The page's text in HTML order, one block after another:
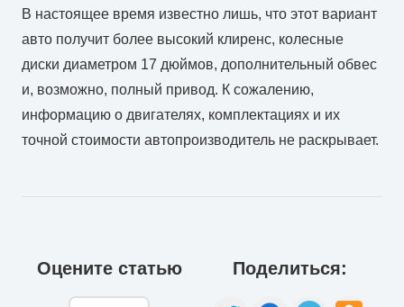
В настоящее время известно лишь, что этот вариант
авто получит более высокий клиренс, колесные
диски диаметром 17 дюймов, дополнительный обвес
и, возможно, полный привод. К сожалению,
информацию о двигателях, комплектациях и их
точной стоимости автопроизводитель не раскрывает.
Оцените статью Поделиться: